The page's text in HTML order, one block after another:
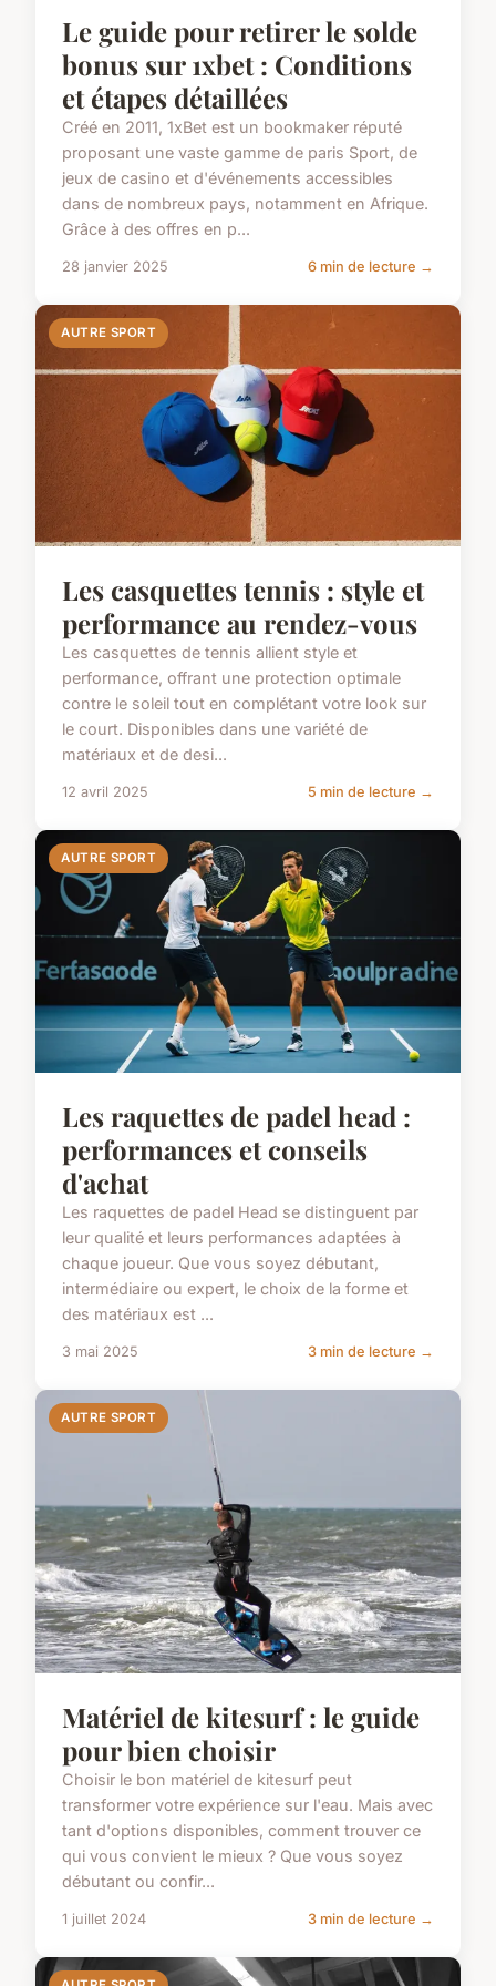
Le guide pour retirer le solde
bonus sur 1xbet : Conditions
et étapes détaillées
Créé en 2011, 1xBet est un bookmaker réputé
proposant une vaste gamme de paris Sport, de
jeux de casino et d'événements accessibles
dans de nombreux pays, notamment en Afrique.
Grâce à des offres en p...
28 janvier 2025 6 min de lecture →
AUTRE SPORT
Les casquettes tennis : style et
performance au rendez-vous
Les casquettes de tennis allient style et
performance, offrant une protection optimale
contre le soleil tout en complétant votre look sur
le court. Disponibles dans une variété de
matériaux et de desi...
12 avril 2025 5 min de lecture →
AUTRE SPORT
Les raquettes de padel head :
performances et conseils
d'achat
Les raquettes de padel Head se distinguent par
leur qualité et leurs performances adaptées à
chaque joueur. Que vous soyez débutant,
intermédiaire ou expert, le choix de la forme et
des matériaux est ...
3 mai 2025 3 min de lecture →
AUTRE SPORT
Matériel de kitesurf : le guide
pour bien choisir
Choisir le bon matériel de kitesurf peut
transformer votre expérience sur l'eau. Mais avec
tant d'options disponibles, comment trouver ce
qui vous convient le mieux ? Que vous soyez
débutant ou confir...
1 juillet 2024 3 min de lecture →